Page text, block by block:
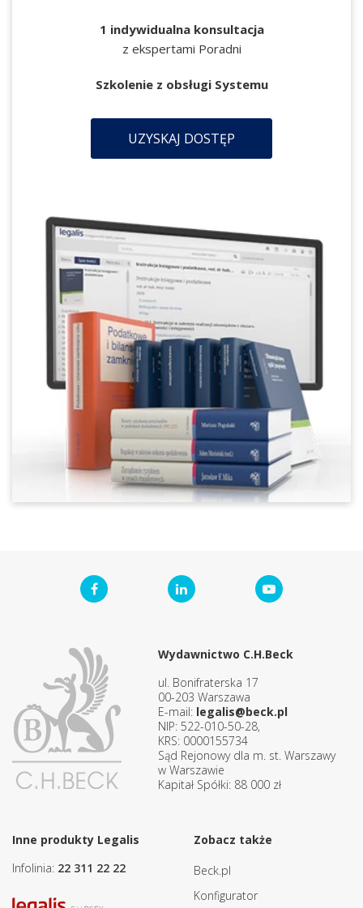
1 indywidualna konsultacja
z ekspertami Poradni
Szkolenie z obsługi Systemu
UZYSKAJ DOSTĘP
Wydawnictwo C.H.Beck
ul. Bonifraterska 17
00-203 Warszawa
E-mail: legalis@beck.pl
NIP: 522-010-50-28,
KRS: 0000155734
Sąd Rejonowy dla m. st. Warszawy
w Warszawie
Kapitał Spółki: 88 000 zł
Inne produkty Legalis
Infolinia: 22 311 22 22
Zobacz także
Beck.pl
Konfigurator